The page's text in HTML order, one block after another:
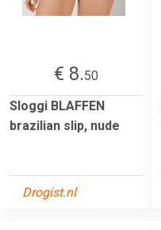
€ 8.50
Sloggi BLAFFEN
brazilian slip, nude
Drogist.nl